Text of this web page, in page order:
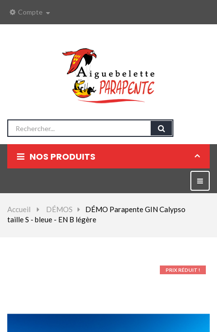
Compte
NOS PRODUITS
Parachutes Secours
la
Accueil > DÉMOS >
DÉMO Parapente GIN Calypso
taille S - bleue - EN B légère
PRIX RÉDUIT !